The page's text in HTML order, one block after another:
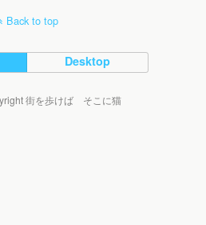
Back to top
Desktop
街を歩けば そこに猫